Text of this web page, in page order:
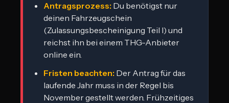
Antragsprozess: Du benötigst nur
deinen Fahrzeugschein
(Zulassungsbescheinigung Teil I) und
reichst ihn bei einem THG-Anbieter
online ein.
Fristen beachten: Der Antrag für das
laufende Jahr muss in der Regel bis
November gestellt werden. Frühzeitiges